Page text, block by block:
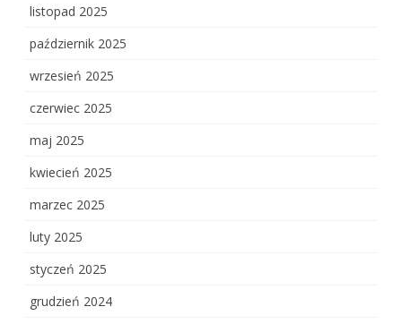
listopad 2025
październik 2025
wrzesień 2025
czerwiec 2025
maj 2025
kwiecień 2025
marzec 2025
luty 2025
styczeń 2025
grudzień 2024